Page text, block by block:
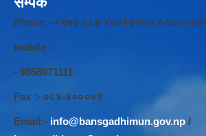
Phone:- +९७७ ०८४-४००१६१/०८४-४००००२/
mobile :
- 9858071111
Fax :- ०८४-४००००२
Email:- info@bansgadhimun.gov.np /